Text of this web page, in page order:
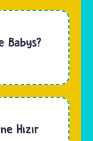
Babys?
Hızır